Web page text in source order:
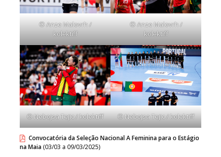
© Anze Malovrh /
kolektiff
© Anze Malovrh /
kolektiff
© Nebojsa Tejic / kolektiff © Nebojsa Tejic / kolektiff
Convocatória da Seleção Nacional A Feminina para o Estágio
na Maia (03/03 a 09/03/2025)